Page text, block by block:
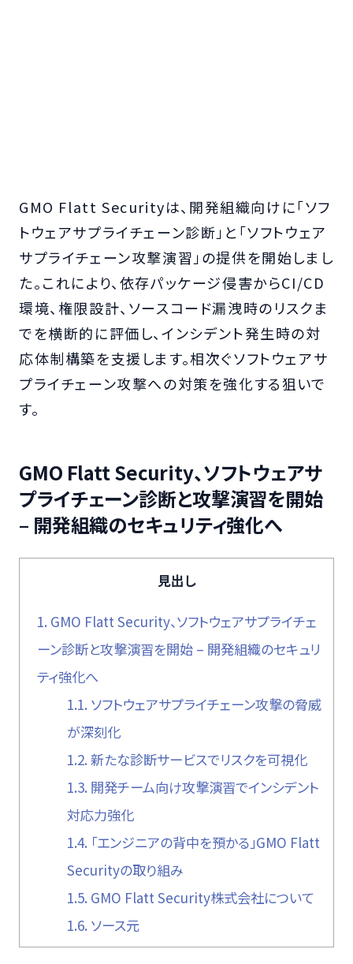
GMO Flatt Securityは、開発組織向けに「ソフ
トウェアサプライチェーン診断」と「ソフトウェア
サプライチェーン攻撃演習」の提供を開始しまし
た。これにより、依存パッケージ侵害からCI/CD
環境、権限設計、ソースコード漏洩時のリスクま
でを横断的に評価し、インシデント発生時の対
応体制構築を支援します。相次ぐソフトウェアサ
プライチェーン攻撃への対策を強化する狙いで
す。
GMO Flatt Security、ソフトウェアサ
プライチェーン診断と攻撃演習を開始
– 開発組織のセキュリティ強化へ
見出し
1. GMO Flatt Security、ソフトウェアサプライチェ
ーン診断と攻撃演習を開始 – 開発組織のセキュリ
ティ強化へ
1.1. ソフトウェアサプライチェーン攻撃の脅威
が深刻化
1.2. 新たな診断サービスでリスクを可視化
1.3. 開発チーム向け攻撃演習でインシデント
対応力強化
1.4. 「エンジニアの背中を預かる」GMO Flatt
Securityの取り組み
1.5. GMO Flatt Security株式会社について
1.6. ソース元